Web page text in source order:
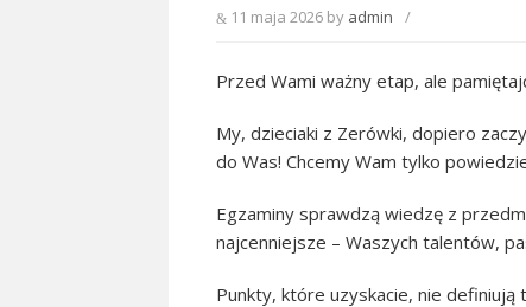
11 maja 2026 by admin /
Przed Wami ważny etap, ale
My, dzieciaki z Zerówki, dopiero
do Was! Chcemy Wam tylko
Egzaminy sprawdzą wiedzę z
najcenniejsze – Waszych talentów,
Punkty, które uzyskacie, nie definiują